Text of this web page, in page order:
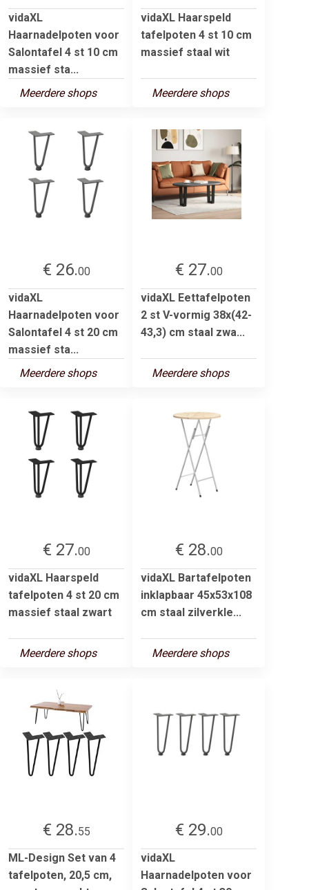
vidaXL
Haarnadelpoten voor
Salontafel 4 st 10 cm
massief sta...
Meerdere shops
vidaXL Haarspeld
tafelpoten 4 st 10 cm
massief staal wit
Meerdere shops
€ 26.00
vidaXL
Haarnadelpoten voor
Salontafel 4 st 20 cm
massief sta...
Meerdere shops
€ 27.00
vidaXL Eettafelpoten
2 st V-vormig 38x(42-
43,3) cm staal zwa...
Meerdere shops
€ 27.00
vidaXL Haarspeld
tafelpoten 4 st 20 cm
massief staal zwart
Meerdere shops
€ 28.00
vidaXL Bartafelpoten
inklapbaar 45x53x108
cm staal zilverkle...
Meerdere shops
€ 28.55
ML-Design Set van 4
tafelpoten, 20,5 cm,
€ 29.00
vidaXL
Haarnadelpoten voor